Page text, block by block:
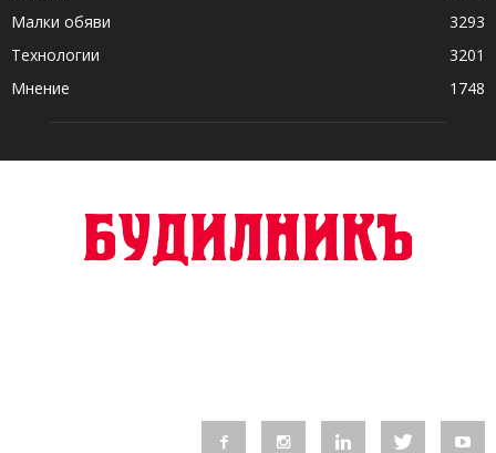
Малки обяви
3293
Технологии
3201
Мнение
1748